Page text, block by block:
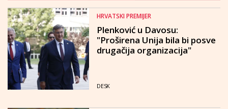
HRVATSKI PREMIJER
Plenković u Davosu:
"Proširena Unija bila bi posve
drugačija organizacija"
DESK